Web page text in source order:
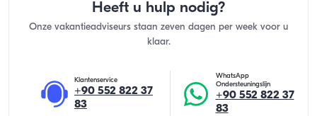
Heeft u hulp nodig?
Onze vakantieadviseurs staan zeven dagen per week voor u
klaar.
Klantenservice
+90 552 822 37
83
WhatsApp
Ondersteuningslijn
+90 552 822 37
83